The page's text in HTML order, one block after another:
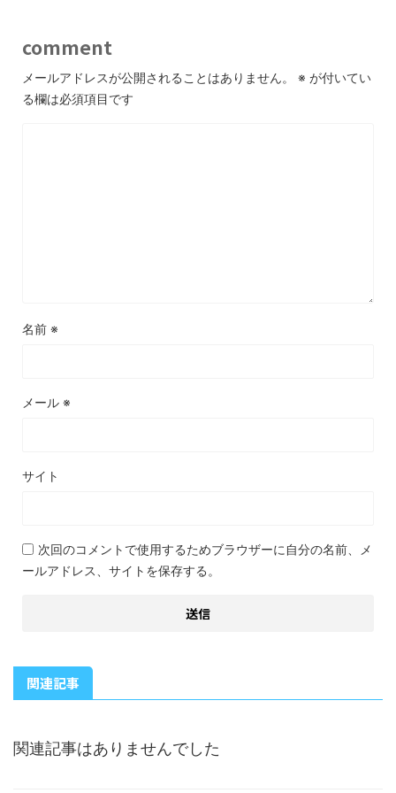
comment
メールアドレスが公開されることはありません。 ※ が付いてい
る欄は必須項目です
名前 ※
メール ※
サイト
次回のコメントで使用するためブラウザーに自分の名前、メ
ールアドレス、サイトを保存する。
関連記事
関連記事はありませんでした